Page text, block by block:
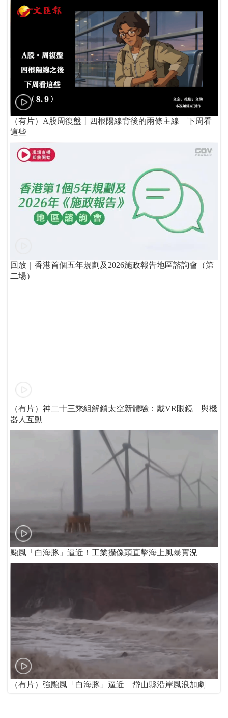
（有片）A股周復盤丨四根陽線背後的兩條主線 下周看
這些
回放｜香港首個五年規劃及2026施政報告地區諮詢會（第
二場）
（有片）神二十三乘組解鎖太空新體驗：戴VR眼鏡 與機
器人互動
颱風「白海豚」逼近！工業攝像頭直擊海上風暴實況
（有片）強颱風「白海豚」逼近 岱山縣沿岸風浪加劇